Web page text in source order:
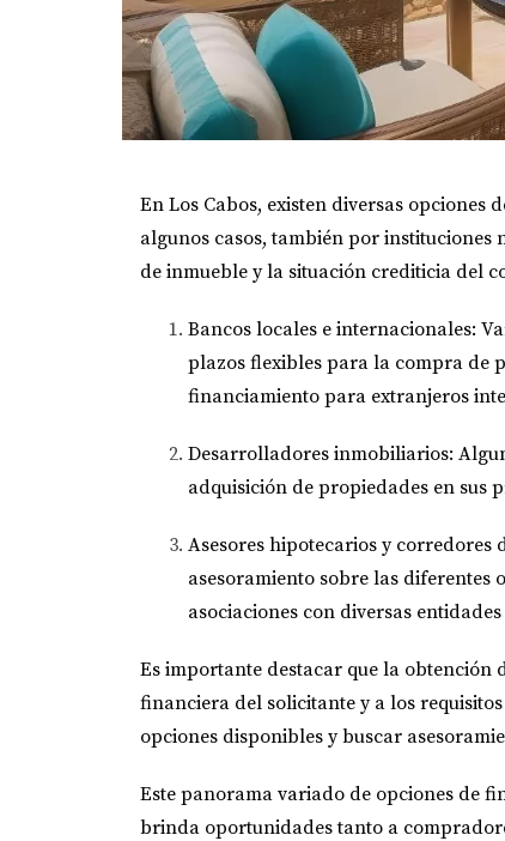
En Los Cabos, existen diversas
algunos casos, también por
de inmueble y la situación crediticia del
Bancos locales e internacionales:
plazos flexibles para la compra de
financiamiento para extranjeros
Desarrolladores inmobiliarios:
adquisición de propiedades en sus
Asesores hipotecarios y corredores
asesoramiento sobre las diferentes
asociaciones con diversas
Es importante destacar que la obtención
financiera del solicitante y a los
opciones disponibles y buscar
Este panorama variado de opciones de
brinda oportunidades tanto a